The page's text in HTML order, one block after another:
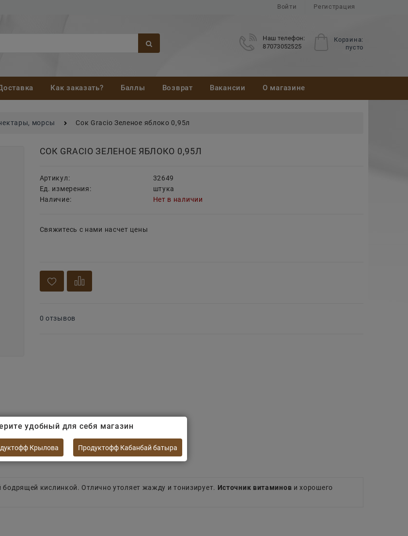
Войти Регистрация
Корзина:
пусто
Наш телефон:
87073052525
Как заказать? Баллы Возврат Вакансии О магазине
морсы Сок Gracio Зеленое яблоко 0,95л
СОК GRACIO ЗЕЛЕНОЕ ЯБЛОКО 0,95Л
Артикул:
32649
Ед. измерения:
штука
Наличие:
Нет в наличии
Свяжитесь с нами насчет цены
0 отзывов
бодрящей кислинкой. Отлично утоляет жажду и тонизирует. Источник витаминов и хорошего
удобный для себя магазин
Крылова Продуктофф Кабанбай батыра